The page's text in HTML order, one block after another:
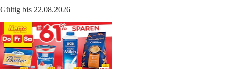
Gültig bis 22.08.2026